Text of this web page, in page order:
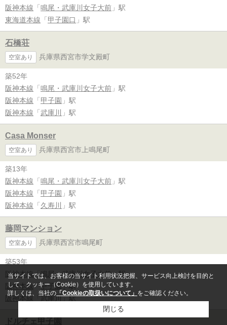
阪神本線 「 鳴尾・武庫川女子大前 」駅
東海道本線 「 甲子園口 」駅
石橋荘
空室あり 兵庫県西宮市学文殿町
築52年
阪神本線 「 鳴尾・武庫川女子大前 」駅
阪神本線 「 甲子園 」駅
阪神本線 「 武庫川 」駅
Casa Monser
空室あり 兵庫県西宮市上鳴尾町
築13年
阪神本線 「 鳴尾・武庫川女子大前 」駅
阪神本線 「 甲子園 」駅
阪神本線 「 久寿川 」駅
藤岡マンション
空室あり 兵庫県西宮市鳴尾町
築53年
阪神本線「鳴尾・武庫川女子大前」駅
阪神本線「甲子園」駅
阪神本線「武庫川」駅
当サイトでは、お客様の当サイト利用状況把握、サービス向上検討を目的と
して、クッキー（Cookie）を使用しています。
詳しくは、当社の 「Cookieの取扱いについて」 をご確認ください。
閉じる